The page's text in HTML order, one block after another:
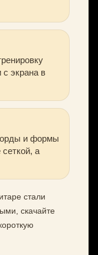
с экрана в
и формы
а
стали
скачайте